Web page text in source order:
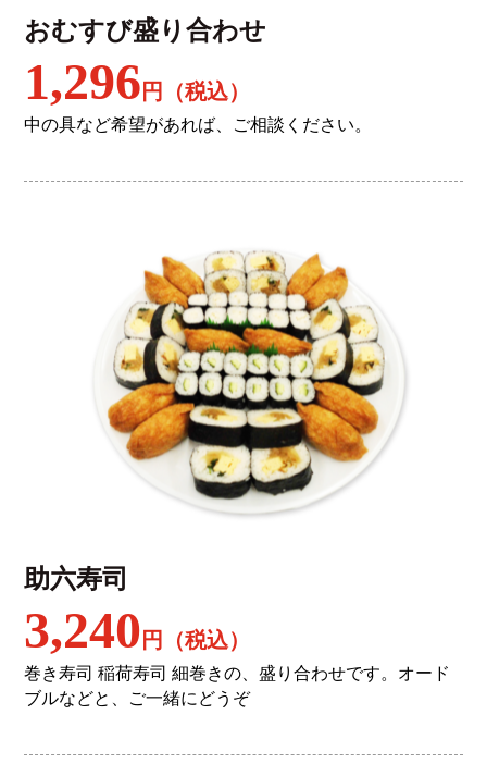
おむすび盛り合わせ
1,296 円（税込）
中の具など希望があれば、ご相談ください。
助六寿司
3,240 円（税込）
巻き寿司 稲荷寿司 細巻きの、盛り合わせです。オード
ブルなどと、ご一緒にどうぞ